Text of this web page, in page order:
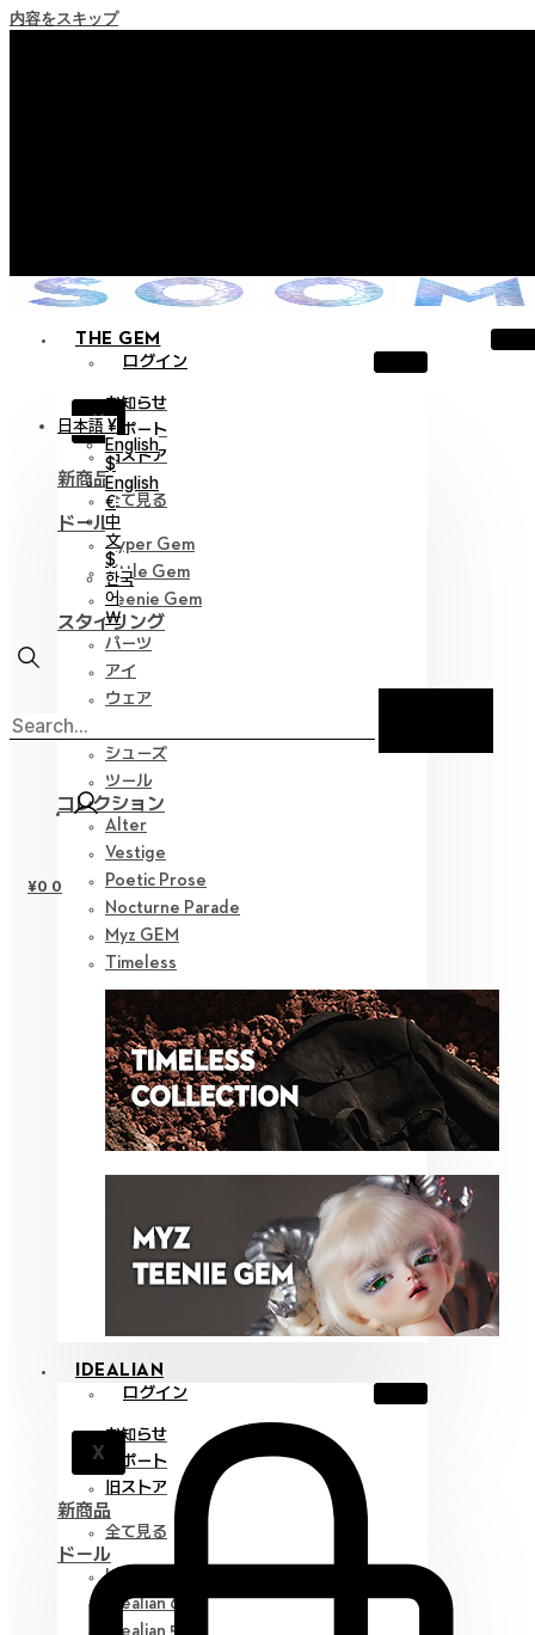
内容をスキップ
THE GEM
ログイン
X
お知らせ
サポート
旧ストア
新商品
全て見る
ドール
Hyper Gem
Little Gem
Teenie Gem
スタイリング
パーツ
アイ
ウェア
シューズ
ツール
コレクション
Alter
Vestige
Poetic Prose
Nocturne Parade
Myz GEM
Timeless
IDEALIAN
ログイン
X
お知らせ
サポート
旧ストア
新商品
全て見る
ドール
Idealian 75 M
Idealian 68 F
Idealian 51 M
日本語 ¥
English
$
English
€
中
文
$
한국
어
￦
¥0 0